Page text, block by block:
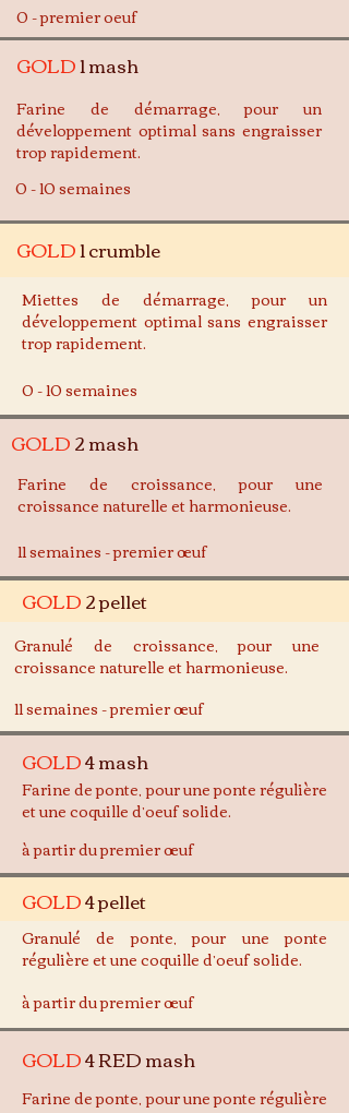
0 - premier oeuf
GOLD1 mash
Farine de démarrage, pour un
développement optimal sans engraisser
trop rapidement.
0 - 10 semaines
GOLD1 crumble
Miettes de démarrage, pour un
développement optimal sans engraisser
trop rapidement.
0 - 10 semaines
GOLD2 mash
Farine de croissance, pour une
croissance naturelle et harmonieuse.
11 semaines - premier œuf
GOLD2 pellet
Granulé de croissance, pour une
croissance naturelle et harmonieuse.
11 semaines - premier œuf
GOLD4 mash
Farine de ponte, pour une ponte régulière
et une coquille d’oeuf solide.
à partir du premier œuf
GOLD4 pellet
Granulé de ponte, pour une ponte
régulière et une coquille d’oeuf solide.
à partir du premier œuf
GOLD4 RED mash
Farine de ponte, pour une ponte régulière